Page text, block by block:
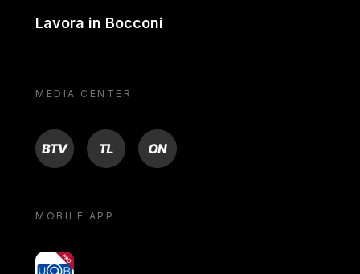
Lavora in Bocconi
MEDIA CENTER
BTV TL ON
MOBILE APP
yoU@B